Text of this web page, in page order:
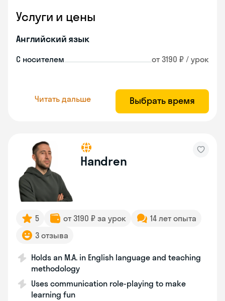
Услуги и цены
Английский язык
С носителем от 3190 ₽ / урок
Читать дальше Выбрать время
Handren
5 от 3190 ₽ за урок
14 лет опыта
3 отзыва
Holds an M.A. in English language and teaching
methodology
Uses communication role-playing to make
learning fun